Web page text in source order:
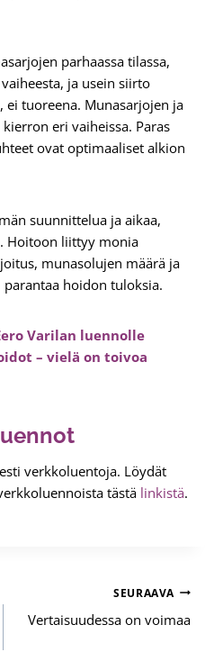
parhaassa tilassa,
ja usein siirto
tuoreena. Munasarjojen ja
eri vaiheissa. Paras
ovat optimaaliset alkion
suunnittelua ja aikaa,
Hoitoon liittyy monia
munasolujen määrä ja
hoidon tuloksia.
Varilan luennolle
– vielä on toivoa
verkkoluentoja. Löydät
tästä linkistä.
SEURAAVA
Vertaisuudessa on voimaa